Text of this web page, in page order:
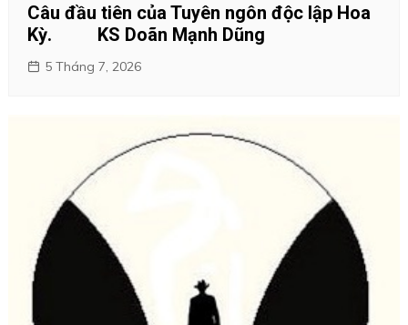
Câu đầu tiên của Tuyên ngôn độc lập Hoa
Kỳ. KS Doãn Mạnh Dũng
5 Tháng 7, 2026